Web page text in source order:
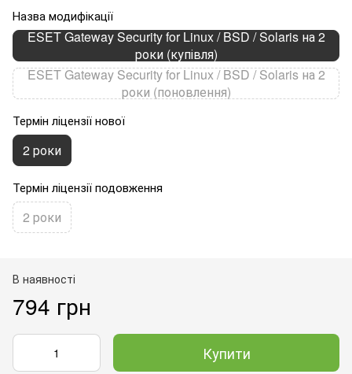
Назва модифікації
ESET Gateway Security for Linux / BSD / Solaris на 2
роки (купівля)
ESET Gateway Security for Linux / BSD / Solaris на 2
роки (поновлення)
Термін ліцензії нової
2 роки
Термін ліцензії подовження
2 роки
В наявності
794 грн
Купити